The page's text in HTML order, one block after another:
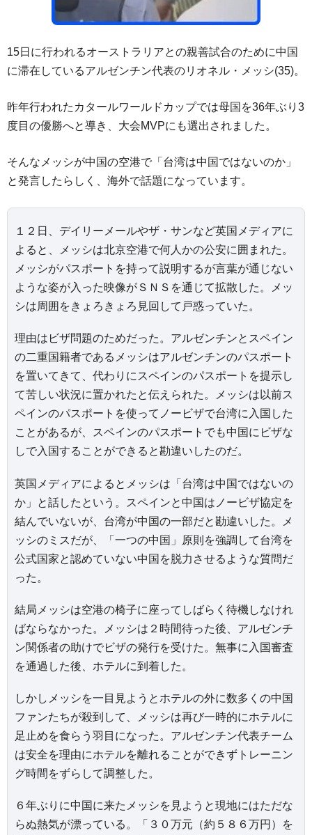
15日に行われるオーストラリアとの親善試合のために中国
に滞在しているアルゼンチン代表のリオネル・メッシ(35)。
昨年行われたカタールワールドカップでは母国を36年ぶり3
度目の優勝へと導き、大会MVPにも選出されました。
そんなメッシが中国の空港で「台湾は中国ではないのか」
と発言したらしく、海外で話題になっています。
１２日、デイリーメールやザ・サンなど英国メディアに
よると、メッシは北京空港で何人かの公安に囲まれた。
メッシがパスポートを持って説明するが言葉が通じない
ような姿が入った映像がＳＮＳを通じて拡散した。メッ
シは周囲をきょろきょろ見回して戸惑っていた。
理由はビザ問題のためだった。アルゼンチンとスペイン
の二重国籍者であるメッシはアルゼンチンのパスポート
を置いてきて、代わりにスペインのパスポートを提示し
て苦しい状況に置かれたと伝えられた。メッシは以前ス
ペインのパスポートを使ってノービザで台湾に入国した
ことがあるが、スペインのパスポートでも中国にビザな
しで入国することができると勘違いしたのだ。
英国メディアによるとメッシは「台湾は中国ではないの
か」と話したという。スペインと中国はノービザ協定を
結んでいないが、台湾が中国の一部だと勘違いした。メ
ッシのミスだが、「一つの中国」原則を強調して台湾を
公式国家と認めていない中国を脱力させるような質問だ
った。
結局メッシは空港の椅子に座ってしばらく待機しなけれ
ばならなかった。メッシは２時間待った後、アルゼンチ
ン関係者の助けでビザの発行を受けた。無事に入国審査
を通過した後、ホテルに到着した。
しかしメッシを一目見ようとホテルの外に数多くの中国
ファンたちが殺到して、メッシは再び一時的にホテルに
足止めを食らう羽目になった。アルゼンチン代表チーム
は安全を理由にホテルを離れることができずトレーニン
グ時間をずらして調整した。
６年ぶりに中国に来たメッシを見ようと現地にはただな
らぬ熱気が漂っている。「３０万元（約５８６万円）を